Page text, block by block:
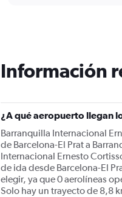
has
1
axis
displaying
Range:
0
to
3000.
Información
¿A qué aeropuerto llegan
Barranquilla Internacional
de Barcelona-El Prat a
Internacional Ernesto
de ida desde Barcelona-El
elegir, ya que 0 aerolíneas
Solo hay un trayecto de 8,8